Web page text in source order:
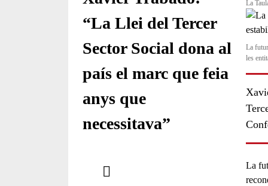
“La Llei del Tercer
Sector Social dona al
país el marc que feia
anys que
necessitava”
La
La
les
La